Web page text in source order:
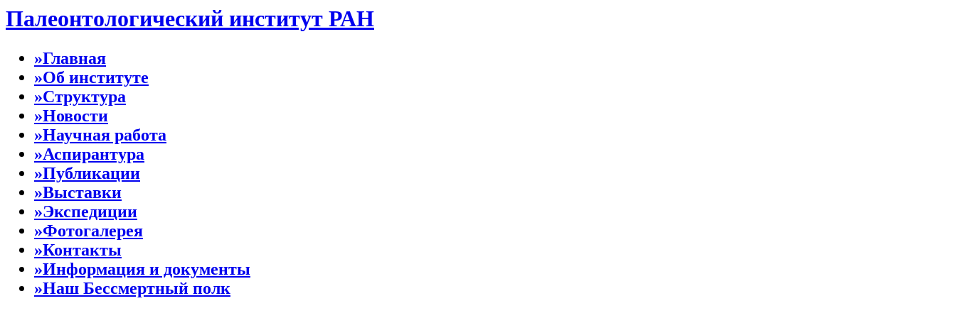
Палеонтологический институт РАН
»Главная
»Об институте
»Структура
»Новости
»Научная работа
»Аспирантура
»Публикации
»Выставки
»Экспедиции
»Фотогалерея
»Контакты
»Информация и документы
»Наш Бессмертный полк